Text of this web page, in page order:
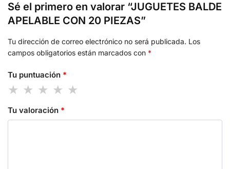
Sé el primero en valorar “JUGUETES BALDE
APELABLE CON 20 PIEZAS”
Tu dirección de correo electrónico no será publicada. Los
campos obligatorios están marcados con *
Tu puntuación *
Tu valoración *